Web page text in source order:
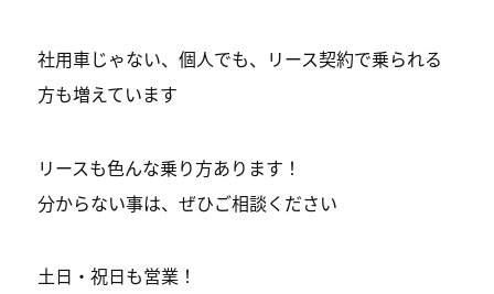
社用車じゃない、個人でも、リース契約で乗られる
方も増えています
リースも色んな乗り方あります！
分からない事は、ぜひご相談ください
土日・祝日も営業！